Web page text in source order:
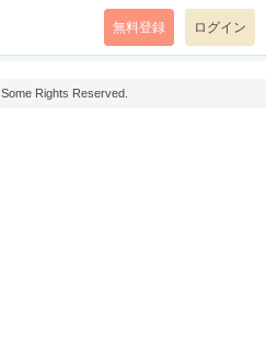
無料登録 ログイン
Some Rights Reserved.